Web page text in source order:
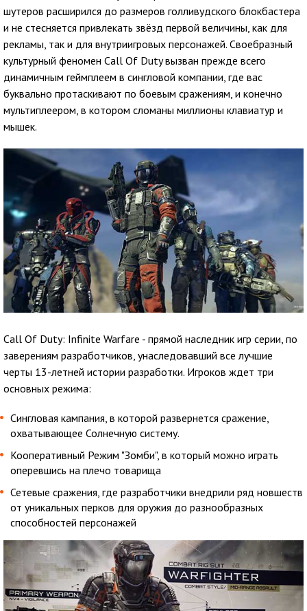
шутеров расширился до размеров голливудского блокбастера
и не стесняется привлекать звёзд первой величины, как для
рекламы, так и для внутриигровых персонажей. Своебразный
культурный феномен Call Of Duty вызван прежде всего
динамичным геймплеем в сингловой компании, где вас
буквально протаскивают по боевым сражениям, и конечно
мультиплеером, в котором сломаны миллионы клавиатур и
мышек.
Call Of Duty: Infinite Warfare - прямой наследник игр серии, по
заверениям разработчиков, унаследовавший все лучшие
черты 13-летней истории разработки. Игроков ждет три
основных режима:
Сингловая кампания, в которой развернется сражение,
охватывающее Солнечную систему.
Кооперативный Режим "Зомби", в который можно играть
оперевшись на плечо товарища
Сетевые сражения, где разработчики внедрили ряд новшеств
от уникальных перков для оружия до разнообразных
способностей персонажей